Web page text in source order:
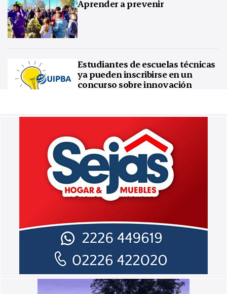
Aprender a prevenir
Estudiantes de escuelas técnicas
ya pueden inscribirse en un
concurso sobre innovación